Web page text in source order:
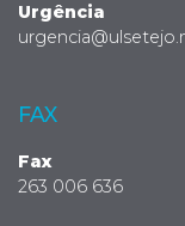
Urgência
FAX
Fax
263 006 636